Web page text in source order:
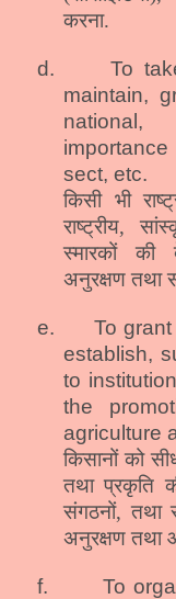
करना.
d.
To
maintain,
national,
sect, etc.
किसी भी
राष्ट्रीय,
स्मारकों की
अनुरक्षण तथा
e.
To
establish,
to
the
agriculture
किसानों को
तथा प्रकृति
संगठनों, तथा
अनुरक्षण तथा
f.
To